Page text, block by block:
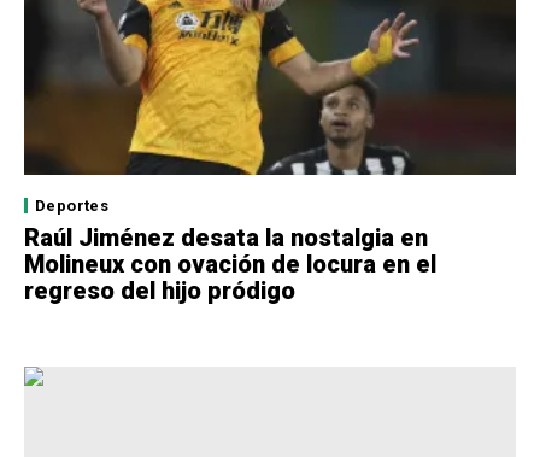
Deportes
Raúl Jiménez desata la nostalgia en
Molineux con ovación de locura en el
regreso del hijo pródigo